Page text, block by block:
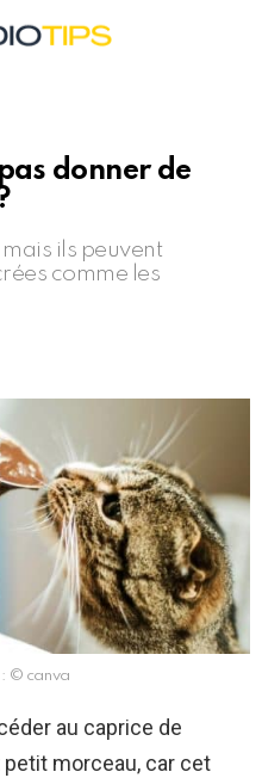
donner de
ils peuvent
comme les
© canva
au caprice de
petit morceau, car cet